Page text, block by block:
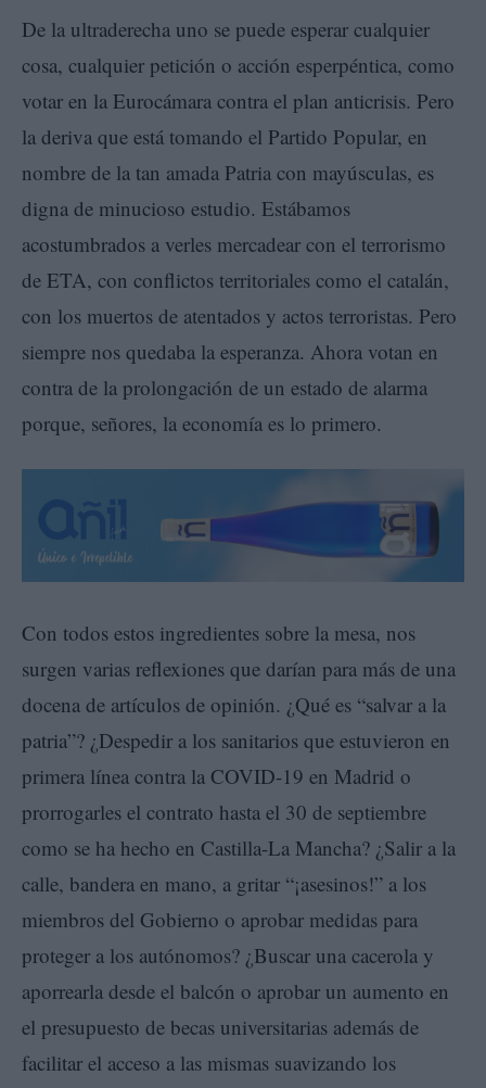
De la ultraderecha uno se puede esperar cualquier
cosa, cualquier petición o acción esperpéntica, como
votar en la Eurocámara contra el plan anticrisis. Pero
la deriva que está tomando el Partido Popular, en
nombre de la tan amada Patria con mayúsculas, es
digna de minucioso estudio. Estábamos
acostumbrados a verles mercadear con el terrorismo
de ETA, con conflictos territoriales como el catalán,
con los muertos de atentados y actos terroristas. Pero
siempre nos quedaba la esperanza. Ahora votan en
contra de la prolongación de un estado de alarma
porque, señores, la economía es lo primero.
Con todos estos ingredientes sobre la mesa, nos
surgen varias reflexiones que darían para más de una
docena de artículos de opinión. ¿Qué es “salvar a la
patria”? ¿Despedir a los sanitarios que estuvieron en
primera línea contra la COVID-19 en Madrid o
prorrogarles el contrato hasta el 30 de septiembre
como se ha hecho en Castilla-La Mancha? ¿Salir a la
calle, bandera en mano, a gritar “¡asesinos!” a los
miembros del Gobierno o aprobar medidas para
proteger a los autónomos? ¿Buscar una cacerola y
aporrearla desde el balcón o aprobar un aumento en
el presupuesto de becas universitarias además de
facilitar el acceso a las mismas suavizando los